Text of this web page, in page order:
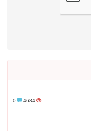
4684